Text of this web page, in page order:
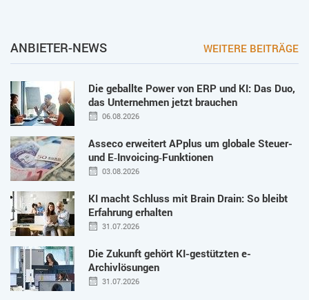
ANBIETER-NEWS WEITERE BEITRÄGE
Die geballte Power von ERP und KI: Das Duo,
das Unternehmen jetzt brauchen
06.08.2026
Asseco erweitert APplus um globale Steuer-
und E‑Invoicing‑Funktionen
03.08.2026
KI macht Schluss mit Brain Drain: So bleibt
Erfahrung erhalten
31.07.2026
Die Zukunft gehört KI-gestützten e-
Archivlösungen
31.07.2026